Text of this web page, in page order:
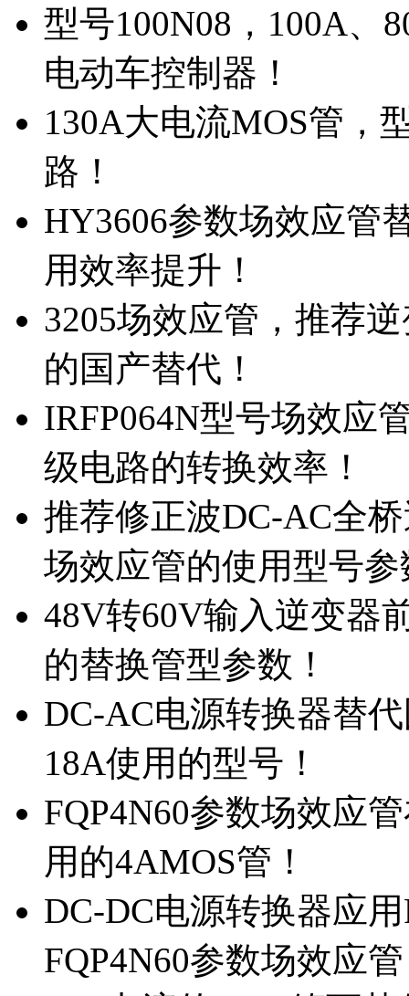
型号100N08，100A、
电动车控制器！
130A大电流MOS管，
路！
HY3606参数场效应管
用效率提升！
3205场效应管，推荐
的国产替代！
IRFP064N型号场效应
级电路的转换效率！
推荐修正波DC-AC全
场效应管的使用型号参
48V转60V输入逆变器
的替换管型参数！
DC-AC电源转换器替
18A使用的型号！
FQP4N60参数场效应
用的4AMOS管！
DC-DC电源转换器应
FQP4N60参数场效应